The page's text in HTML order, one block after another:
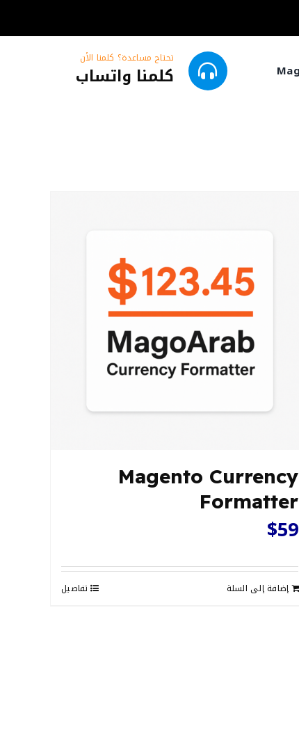
تحتاج مساعدة؟ كلمنا الأن
كلمنا واتساب
Magento Currency
Formatter
$59
إضافة إلى السلة تفاصيل